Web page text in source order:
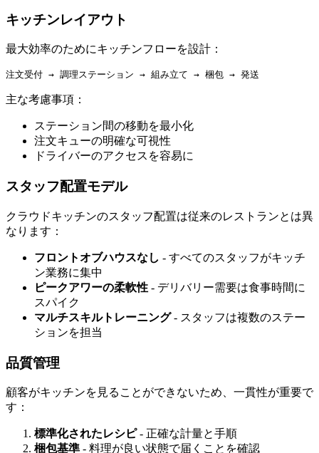
キッチンレイアウト
最大効率のためにキッチンフローを設計：
注文受付 → 調理ステーション → 組み立て → 梱包 → 発送
主な考慮事項：
ステーション間の移動を最小化
注文キューの明確な可視性
ドライバーのアクセスを容易に
スタッフ配置モデル
クラウドキッチンのスタッフ配置は従来のレストランとは異
なります：
フロントオブハウスなし - すべてのスタッフがキッチ
ン業務に集中
ピークアワーの柔軟性 - デリバリー需要は食事時間に
スパイク
マルチスキルトレーニング- スタッフは複数のステー
ションを担当
品質管理
顧客がキッチンを見ることができないため、一貫性が重要で
す：
標準化されたレシピ- 正確な計量と手順
梱包基準 - 料理が良い状態で届くことを確認